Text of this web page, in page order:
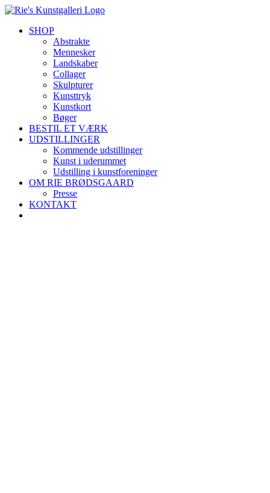
Skip
contentSHOP
Abstrakte
Mennesker
Landskaber
Collager
Skulpturer
Kunsttryk
Kunstkort
Bøger
BESTIL ET VÆRK
UDSTILLINGER
Kommende udstillinger
Kunst i uderummet
Udstilling i kunstforeninger
OM RIE BRØDSGAARD
Presse
KONTAKT